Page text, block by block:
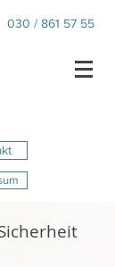
030 / 861 57 55